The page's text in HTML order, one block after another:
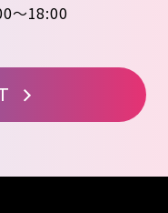
～18:00